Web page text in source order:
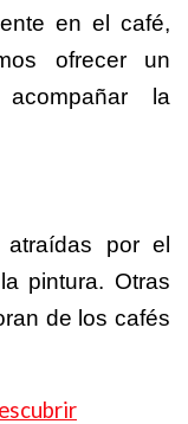
en el café,
ofrecer un
la
atraídas por el
pintura. Otras
de los cafés